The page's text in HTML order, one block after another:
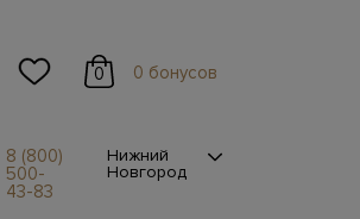
0 0 бонусов
8 (800)
500-
43-83
Нижний
Новгород